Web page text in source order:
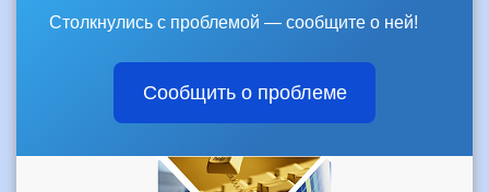
Столкнулись с проблемой — сообщите о ней!
Сообщить о проблеме